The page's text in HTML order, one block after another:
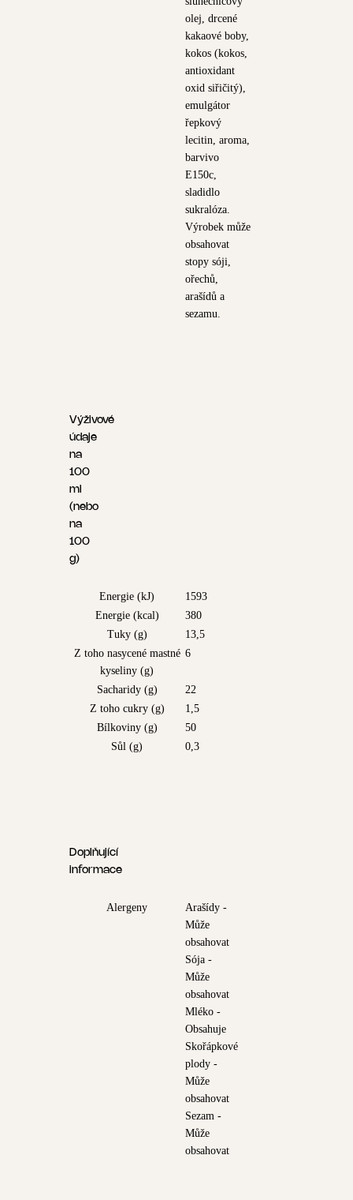
olej, drcené
kakaové boby,
kokos (kokos,
antioxidant
oxid siřičitý),
emulgátor
řepkový
lecitin, aroma,
barvivo
E150c,
sladidlo
sukralóza.
Výrobek může
obsahovat
stopy sóji,
ořechů,
arašídů a
sezamu.
Výživové
údaje
na
100
ml
(nebo
na
100
g)
Energie (kJ)
1593
Energie (kcal)
380
Tuky (g)
13,5
Z toho nasycené mastné
kyseliny (g)
6
Sacharidy (g)
22
Z toho cukry (g)
1,5
Bílkoviny (g)
50
Sůl (g)
0,3
Doplňující
informace
Alergeny
Arašídy -
Může
obsahovat
Sója -
Může
obsahovat
Mléko -
Obsahuje
Skořápkové
plody -
Může
obsahovat
Sezam -
Může
obsahovat